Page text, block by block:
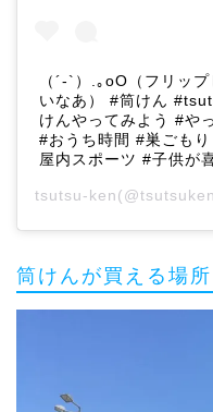
（´-`）.｡oO（フリッ
いなあ） #筒けん
けんやってみよう #や
#おうち時間 #巣ごも
屋内スポーツ #子供が
tsutsu-ken
筒けんが買える場